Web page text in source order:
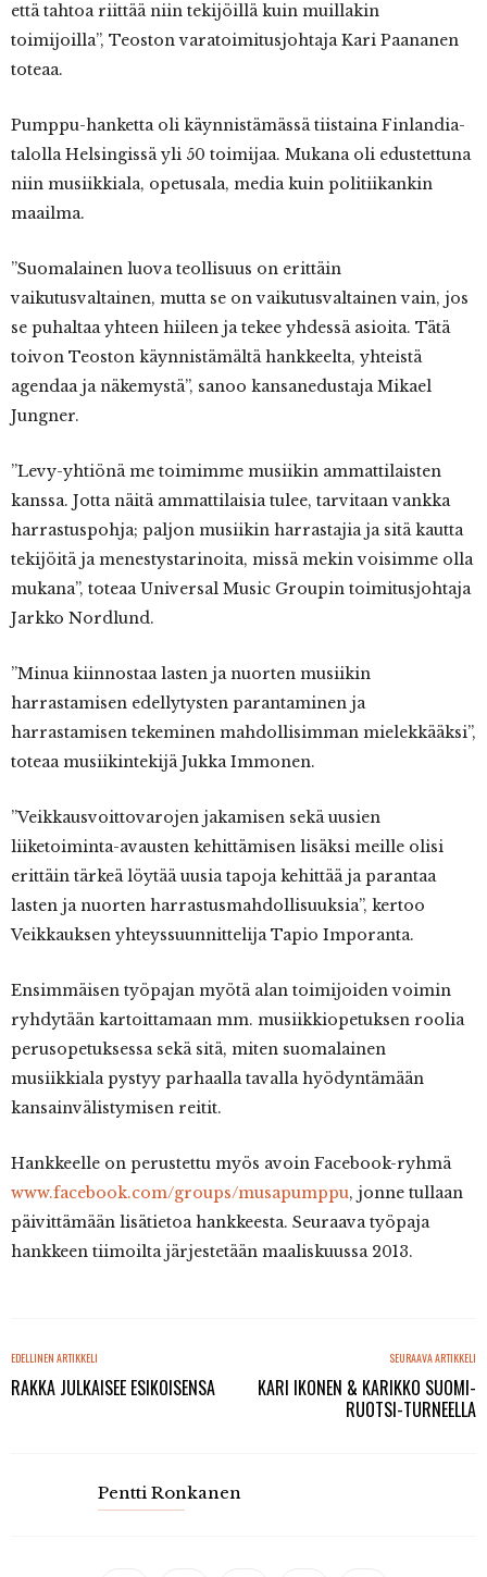
että tahtoa riittää niin tekijöillä kuin muillakin
toimijoilla”, Teoston varatoimitusjohtaja Kari Paananen
toteaa.
Pumppu-hanketta oli käynnistämässä tiistaina Finlandia-
talolla Helsingissä yli 50 toimijaa. Mukana oli edustettuna
niin musiikkiala, opetusala, media kuin politiikankin
maailma.
”Suomalainen luova teollisuus on erittäin
vaikutusvaltainen, mutta se on vaikutusvaltainen vain, jos
se puhaltaa yhteen hiileen ja tekee yhdessä asioita. Tätä
toivon Teoston käynnistämältä hankkeelta, yhteistä
agendaa ja näkemystä”, sanoo kansanedustaja Mikael
Jungner.
”Levy-yhtiönä me toimimme musiikin ammattilaisten
kanssa. Jotta näitä ammattilaisia tulee, tarvitaan vankka
harrastuspohja; paljon musiikin harrastajia ja sitä kautta
tekijöitä ja menestystarinoita, missä mekin voisimme olla
mukana”, toteaa Universal Music Groupin toimitusjohtaja
Jarkko Nordlund.
”Minua kiinnostaa lasten ja nuorten musiikin
harrastamisen edellytysten parantaminen ja
harrastamisen tekeminen mahdollisimman mielekkääksi”,
toteaa musiikintekijä Jukka Immonen.
”Veikkausvoittovarojen jakamisen sekä uusien
liiketoiminta-avausten kehittämisen lisäksi meille olisi
erittäin tärkeä löytää uusia tapoja kehittää ja parantaa
lasten ja nuorten harrastusmahdollisuuksia”, kertoo
Veikkauksen yhteyssuunnittelija Tapio Imporanta.
Ensimmäisen työpajan myötä alan toimijoiden voimin
ryhdytään kartoittamaan mm. musiikkiopetuksen roolia
perusopetuksessa sekä sitä, miten suomalainen
musiikkiala pystyy parhaalla tavalla hyödyntämään
kansainvälistymisen reitit.
Hankkeelle on perustettu myös avoin Facebook-ryhmä
www.facebook.com/groups/musapumppu, jonne tullaan
päivittämään lisätietoa hankkeesta. Seuraava työpaja
hankkeen tiimoilta järjestetään maaliskuussa 2013.
EDELLINEN ARTIKKELI
RAKKA JULKAISEE ESIKOISENSA
SEURAAVA ARTIKKELI
KARI IKONEN & KARIKKO SUOMI-
RUOTSI-TURNEELLA
Pentti Ronkanen